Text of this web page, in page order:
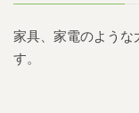
家具、家電のような
す。